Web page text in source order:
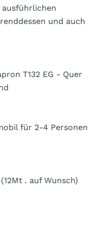
ausführlichen
und auch
T132 EG - Quer
für 2-4 Personen
. auf Wunsch)